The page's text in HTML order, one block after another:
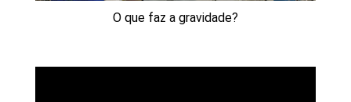
O que faz a gravidade?